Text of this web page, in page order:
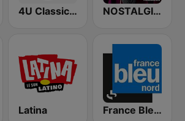
4U Classic Rock NOSTALGIE POP ROCK
Latina France Bleu Nord